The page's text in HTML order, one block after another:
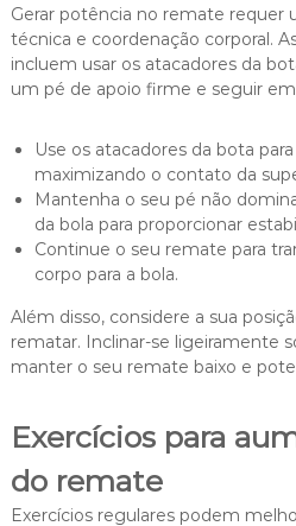
Gerar potência no remate requer
técnica e coordenação corporal.
incluem usar os atacadores da
um pé de apoio firme e seguir
Use os atacadores da bota
maximizando o contato da
Mantenha o seu pé não
da bola para proporcionar
Continue o seu remate para
corpo para a bola.
Além disso, considere a sua
rematar. Inclinar-se ligeiramente
manter o seu remate baixo e
Exercícios para
do remate
Exercícios regulares podem